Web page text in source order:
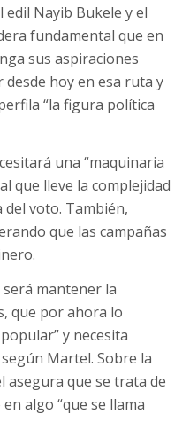
Nayib Bukele y el
fundamental que en
sus aspiraciones
hoy en esa ruta y
“la figura política
una “maquinaria
que lleve la complejidad
del voto. También,
que las campañas
mantener la
que por ahora lo
y necesita
Martel. Sobre la
asegura que se trata de
algo “que se llama